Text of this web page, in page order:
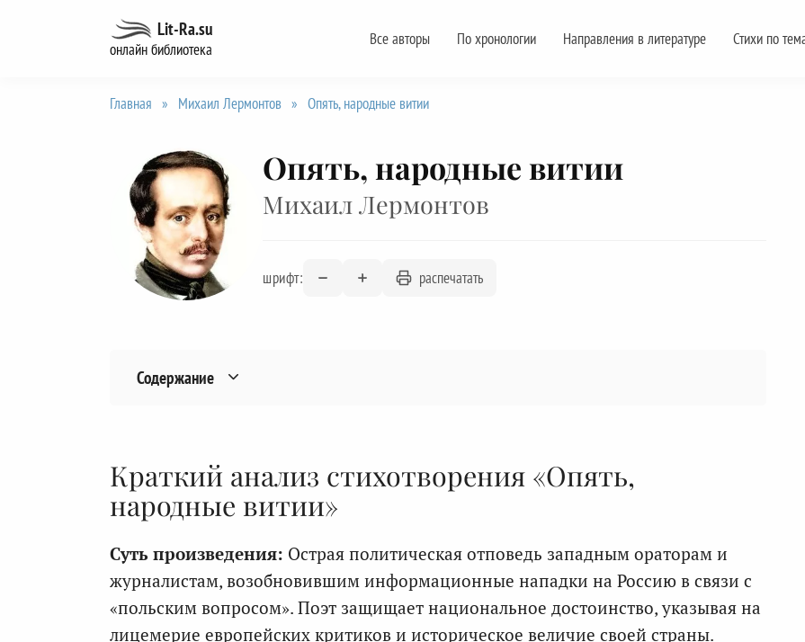
Lit-Ra.su
онлайн библиотека
Все авторы По хронологии Направления в литературе Стихи по
Главная » Михаил Лермонтов » Опять, народные витии
Опять, народные витии
Михаил Лермонтов
шрифт: распечатать
Содержание
Краткий анализ стихотворения «Опять,
народные витии»
Суть произведения: Острая политическая отповедь западным ораторам и
журналистам, возобновившим информационные нападки на Россию в связи с
«польским вопросом». Поэт защищает национальное достоинство, указывая на
лицемерие европейских критиков и историческое величие своей страны.